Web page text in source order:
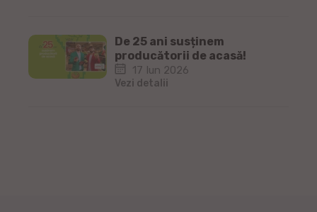
De 25 ani susținem
producătorii de acasă!
17 Iun 2026
Vezi detalii